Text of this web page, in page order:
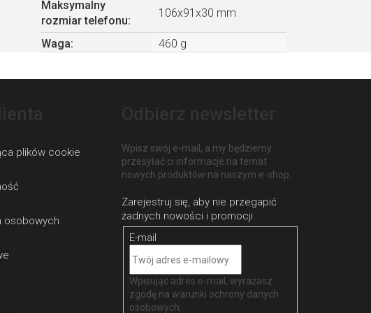
Maksymalny
rozmiar telefonu:
106x91x30 mm
Waga: 460 g
plików cookie
osobowych
Wpisz swój e-mail, a my będziemy
przesyłać ci informacje na temat
nowych produktów na naszym e-shop.
E-mail
Wpisując adres e-mail, wyrażasz
zgodę nawarunki ochrony danych
osobowych